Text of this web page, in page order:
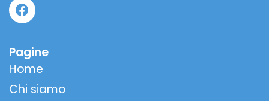
Pagine
Home
Chi siamo